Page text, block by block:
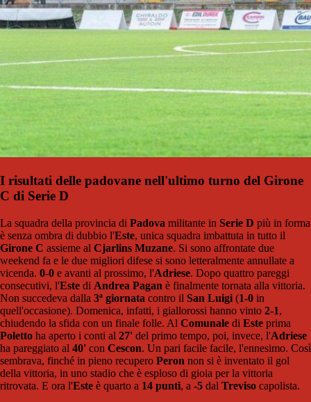
I risultati delle padovane nell'ultimo turno del Girone
C di Serie D
La squadra della provincia di Padova militante in Serie D più in forma
è senza ombra di dubbio l'Este, unica squadra imbattuta in tutto il
Girone C assieme al Cjarlins Muzane. Si sono affrontate due
weekend fa e le due migliori difese si sono letteralmente annullate a
vicenda. 0-0 e avanti al prossimo, l'Adriese. Dopo quattro pareggi
consecutivi, l'Este di Andrea Pagan è finalmente tornata alla vittoria.
Non succedeva dalla 3ª giornata contro il San Luigi (1-0 in
quell'occasione). Domenica, infatti, i giallorossi hanno vinto 2-1,
chiudendo la sfida con un finale folle. Al Comunale di Este prima
Poletto ha aperto i conti al 27' del primo tempo, poi, invece, l'Adriese
ha pareggiato al 40' con Cescon. Un pari facile facile, l'ennesimo. Così
sembrava, finché in pieno recupero Peron non si è inventato il gol
della vittoria, in uno stadio che è esploso di gioia per la vittoria
ritrovata. E ora l'Este è quarto a 14 punti, a -5 dal Treviso capolista.